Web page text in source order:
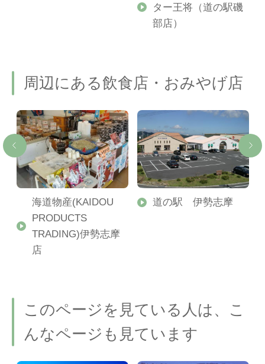
ター王将（道の駅磯
部店）
周辺にある飲食店・おみやげ店
海道物産(KAIDOU
PRODUCTS
TRADING)伊勢志摩
店
道の駅 伊勢志摩
このページを見ている人は、こ
んなページも見ています